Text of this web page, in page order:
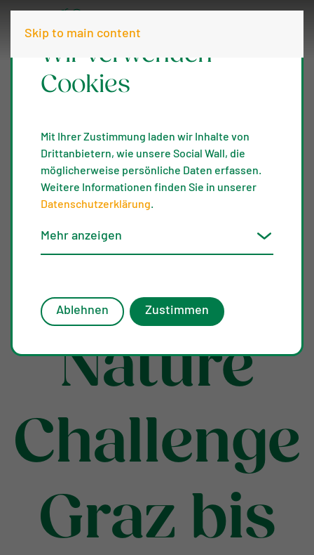
Skip to main content
City
Nature
Challenge
Graz bis
Wir verwenden
Cookies
Mit Ihrer Zustimmung laden wir Inhalte von
Drittanbietern, wie unsere Social Wall, die
möglicherweise persönliche Daten erfassen.
Weitere Informationen finden Sie in unserer
Datenschutzerklärung.
Mehr anzeigen
Ablehnen Zustimmen